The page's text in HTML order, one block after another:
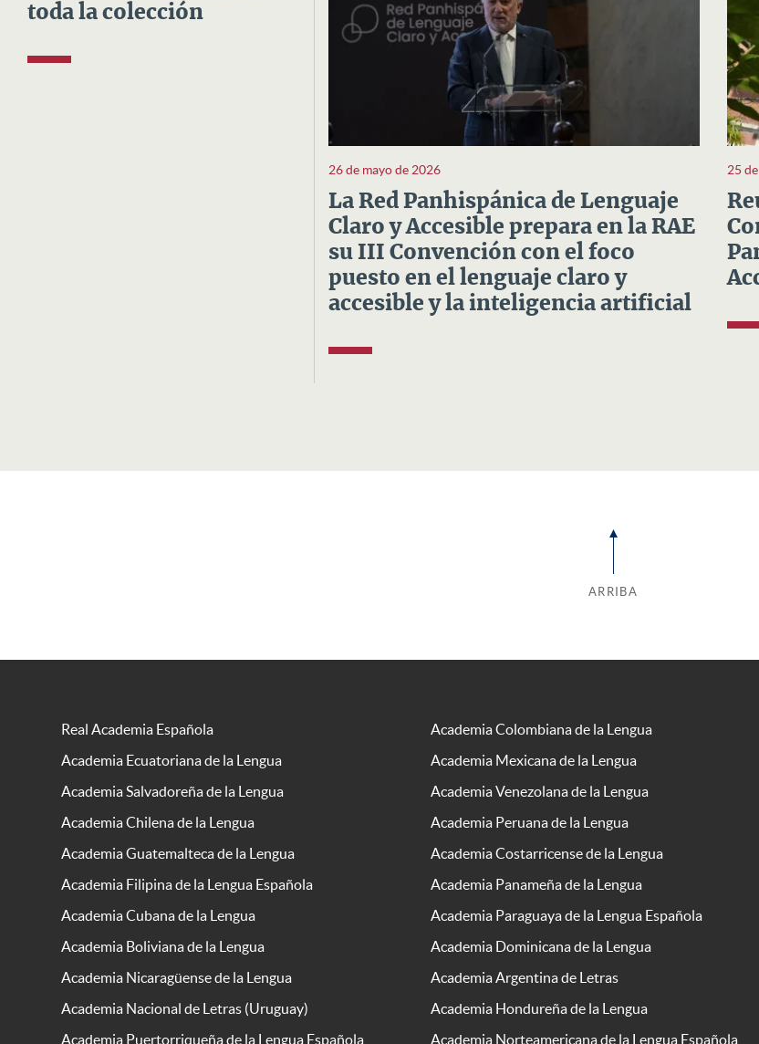
toda la colección
26 de mayo de 2026
La Red Panhispánica de Lenguaje
Claro y Accesible prepara en la RAE
su III Convención con el foco
puesto en el lenguaje claro y
accesible y la inteligencia artificial
25
ARRIBA
Real Academia Española
Academia Colombiana de la Lengua
Academia Ecuatoriana de la Lengua
Academia Mexicana de la Lengua
Academia Salvadoreña de la Lengua
Academia Venezolana de la Lengua
Academia Chilena de la Lengua
Academia Peruana de la Lengua
Academia Guatemalteca de la Lengua
Academia Costarricense de la Lengua
Academia Filipina de la Lengua Española
Academia Panameña de la Lengua
Academia Cubana de la Lengua
Academia Paraguaya de la Lengua Española
Academia Boliviana de la Lengua
Academia Dominicana de la Lengua
Academia Nicaragüense de la Lengua
Academia Argentina de Letras
Academia Nacional de Letras (Uruguay)
Academia Hondureña de la Lengua
Academia Puertorriqueña de la Lengua Española
Academia Norteamericana de la Lengua Española